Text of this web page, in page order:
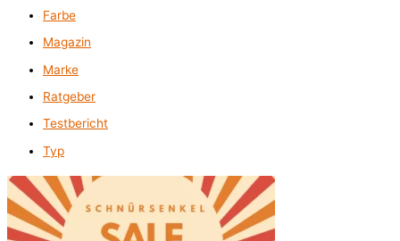
Farbe
Magazin
Marke
Ratgeber
Testbericht
Typ